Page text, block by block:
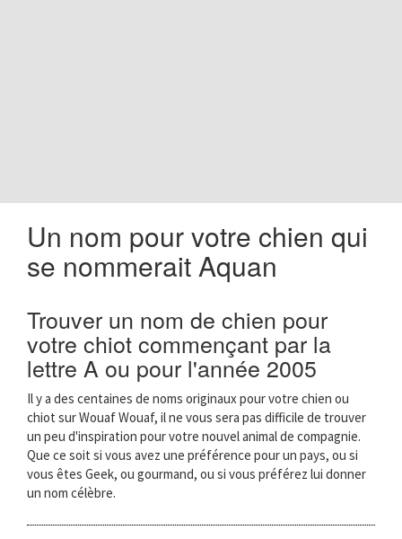
Un nom pour votre chien qui
se nommerait Aquan
Trouver un nom de chien pour
votre chiot commençant par la
lettre A ou pour l'année 2005
Il y a des centaines de noms originaux pour votre chien ou
chiot sur Wouaf Wouaf, il ne vous sera pas difficile de trouver
un peu d'inspiration pour votre nouvel animal de compagnie.
Que ce soit si vous avez une préférence pour un pays, ou si
vous êtes Geek, ou gourmand, ou si vous préférez lui donner
un nom célèbre.